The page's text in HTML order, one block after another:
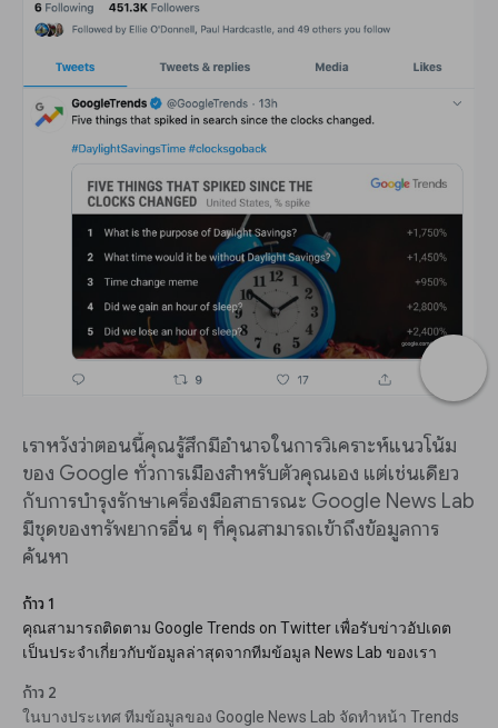
เราหวังว่าตอนนี้คุณรู้สึกมีอำนาจในการวิเคราะห์แนวโน้ม
ของ Google ทั่วการเมืองสำหรับตัวคุณเอง แต่เช่นเดียว
กับการบำรุงรักษาเครื่องมือสาธารณะ Google News Lab
มีชุดของทรัพยากรอื่น ๆ ที่คุณสามารถเข้าถึงข้อมูลการ
ค้นหา
ก้าว 1
คุณสามารถติดตาม Google Trends on Twitter เพื่อรับข่าวอัปเดต
เป็นประจำเกี่ยวกับข้อมูลล่าสุดจากทีมข้อมูล News Lab ของเรา
ก้าว 2
ในบางประเทศ ทีมข้อมูลของ Google News Lab จัดทำหน้า Trends